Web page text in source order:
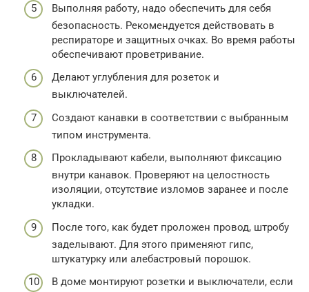
Выполняя работу, надо обеспечить для себя
безопасность. Рекомендуется действовать в
респираторе и защитных очках. Во время работы
обеспечивают проветривание.
Делают углубления для розеток и
выключателей.
Создают канавки в соответствии с выбранным
типом инструмента.
Прокладывают кабели, выполняют фиксацию
внутри канавок. Проверяют на целостность
изоляции, отсутствие изломов заранее и после
укладки.
После того, как будет проложен провод, штробу
заделывают. Для этого применяют гипс,
штукатурку или алебастровый порошок.
В доме монтируют розетки и выключатели, если